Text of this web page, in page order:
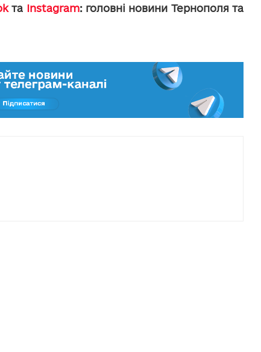
та Instagram: головні новини Тернополя та